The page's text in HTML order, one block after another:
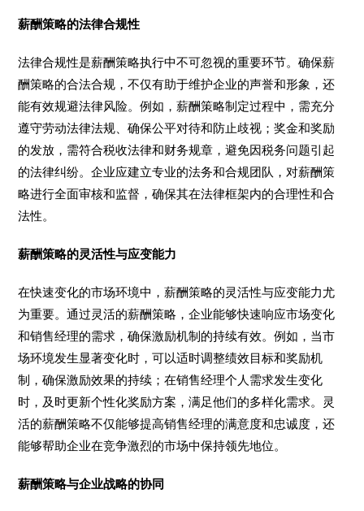
薪酬策略的法律合规性
法律合规性是薪酬策略执行中不可忽视的重要环节。确保薪
酬策略的合法合规，不仅有助于维护企业的声誉和形象，还
能有效规避法律风险。例如，薪酬策略制定过程中，需充分
遵守劳动法律法规、确保公平对待和防止歧视；奖金和奖励
的发放，需符合税收法律和财务规章，避免因税务问题引起
的法律纠纷。企业应建立专业的法务和合规团队，对薪酬策
略进行全面审核和监督，确保其在法律框架内的合理性和合
法性。
薪酬策略的灵活性与应变能力
在快速变化的市场环境中，薪酬策略的灵活性与应变能力尤
为重要。通过灵活的薪酬策略，企业能够快速响应市场变化
和销售经理的需求，确保激励机制的持续有效。例如，当市
场环境发生显著变化时，可以适时调整绩效目标和奖励机
制，确保激励效果的持续；在销售经理个人需求发生变化
时，及时更新个性化奖励方案，满足他们的多样化需求。灵
活的薪酬策略不仅能够提高销售经理的满意度和忠诚度，还
能够帮助企业在竞争激烈的市场中保持领先地位。
薪酬策略与企业战略的协同